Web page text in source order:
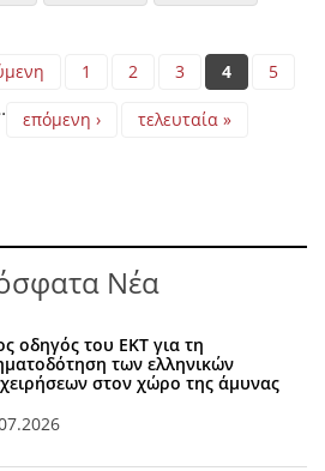
1 2 3 4 5
επόμενη › τελευταία »
Νέα
οδηγός του ΕΚΤ για τη
των ελληνικών
στον χώρο της άμυνας